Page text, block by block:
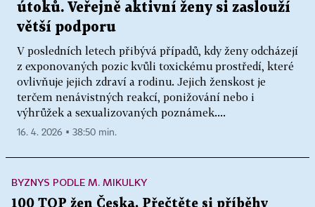
útoků. Veřejně aktivní ženy si zaslouží
větší podporu
V posledních letech přibývá případů, kdy ženy odcházejí
z exponovaných pozic kvůli toxickému prostředí, které
ovlivňuje jejich zdraví a rodinu. Jejich ženskost je
terčem nenávistných reakcí, ponižování nebo i
výhrůžek a sexualizovaných poznámek....
16. 4. 2026 ▪ 38:50 min.
BYZNYS PODLE M. MIKULKY
100 TOP žen Česka. Přečtěte si příběhy